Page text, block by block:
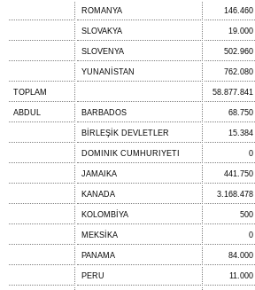
ROMANYA 146.460
SLOVAKYA 19.000
SLOVENYA 502.960
YUNANİSTAN 762.080
TOPLAM 58.877.841
ABDUL BARBADOS 68.750
BİRLEŞİK DEVLETLER 15.384
DOMINIK CUMHURIYETI 0
JAMAIKA 441.750
KANADA 3.168.478
KOLOMBİYA 500
MEKSİKA 0
PANAMA 84.000
PERU 11.000